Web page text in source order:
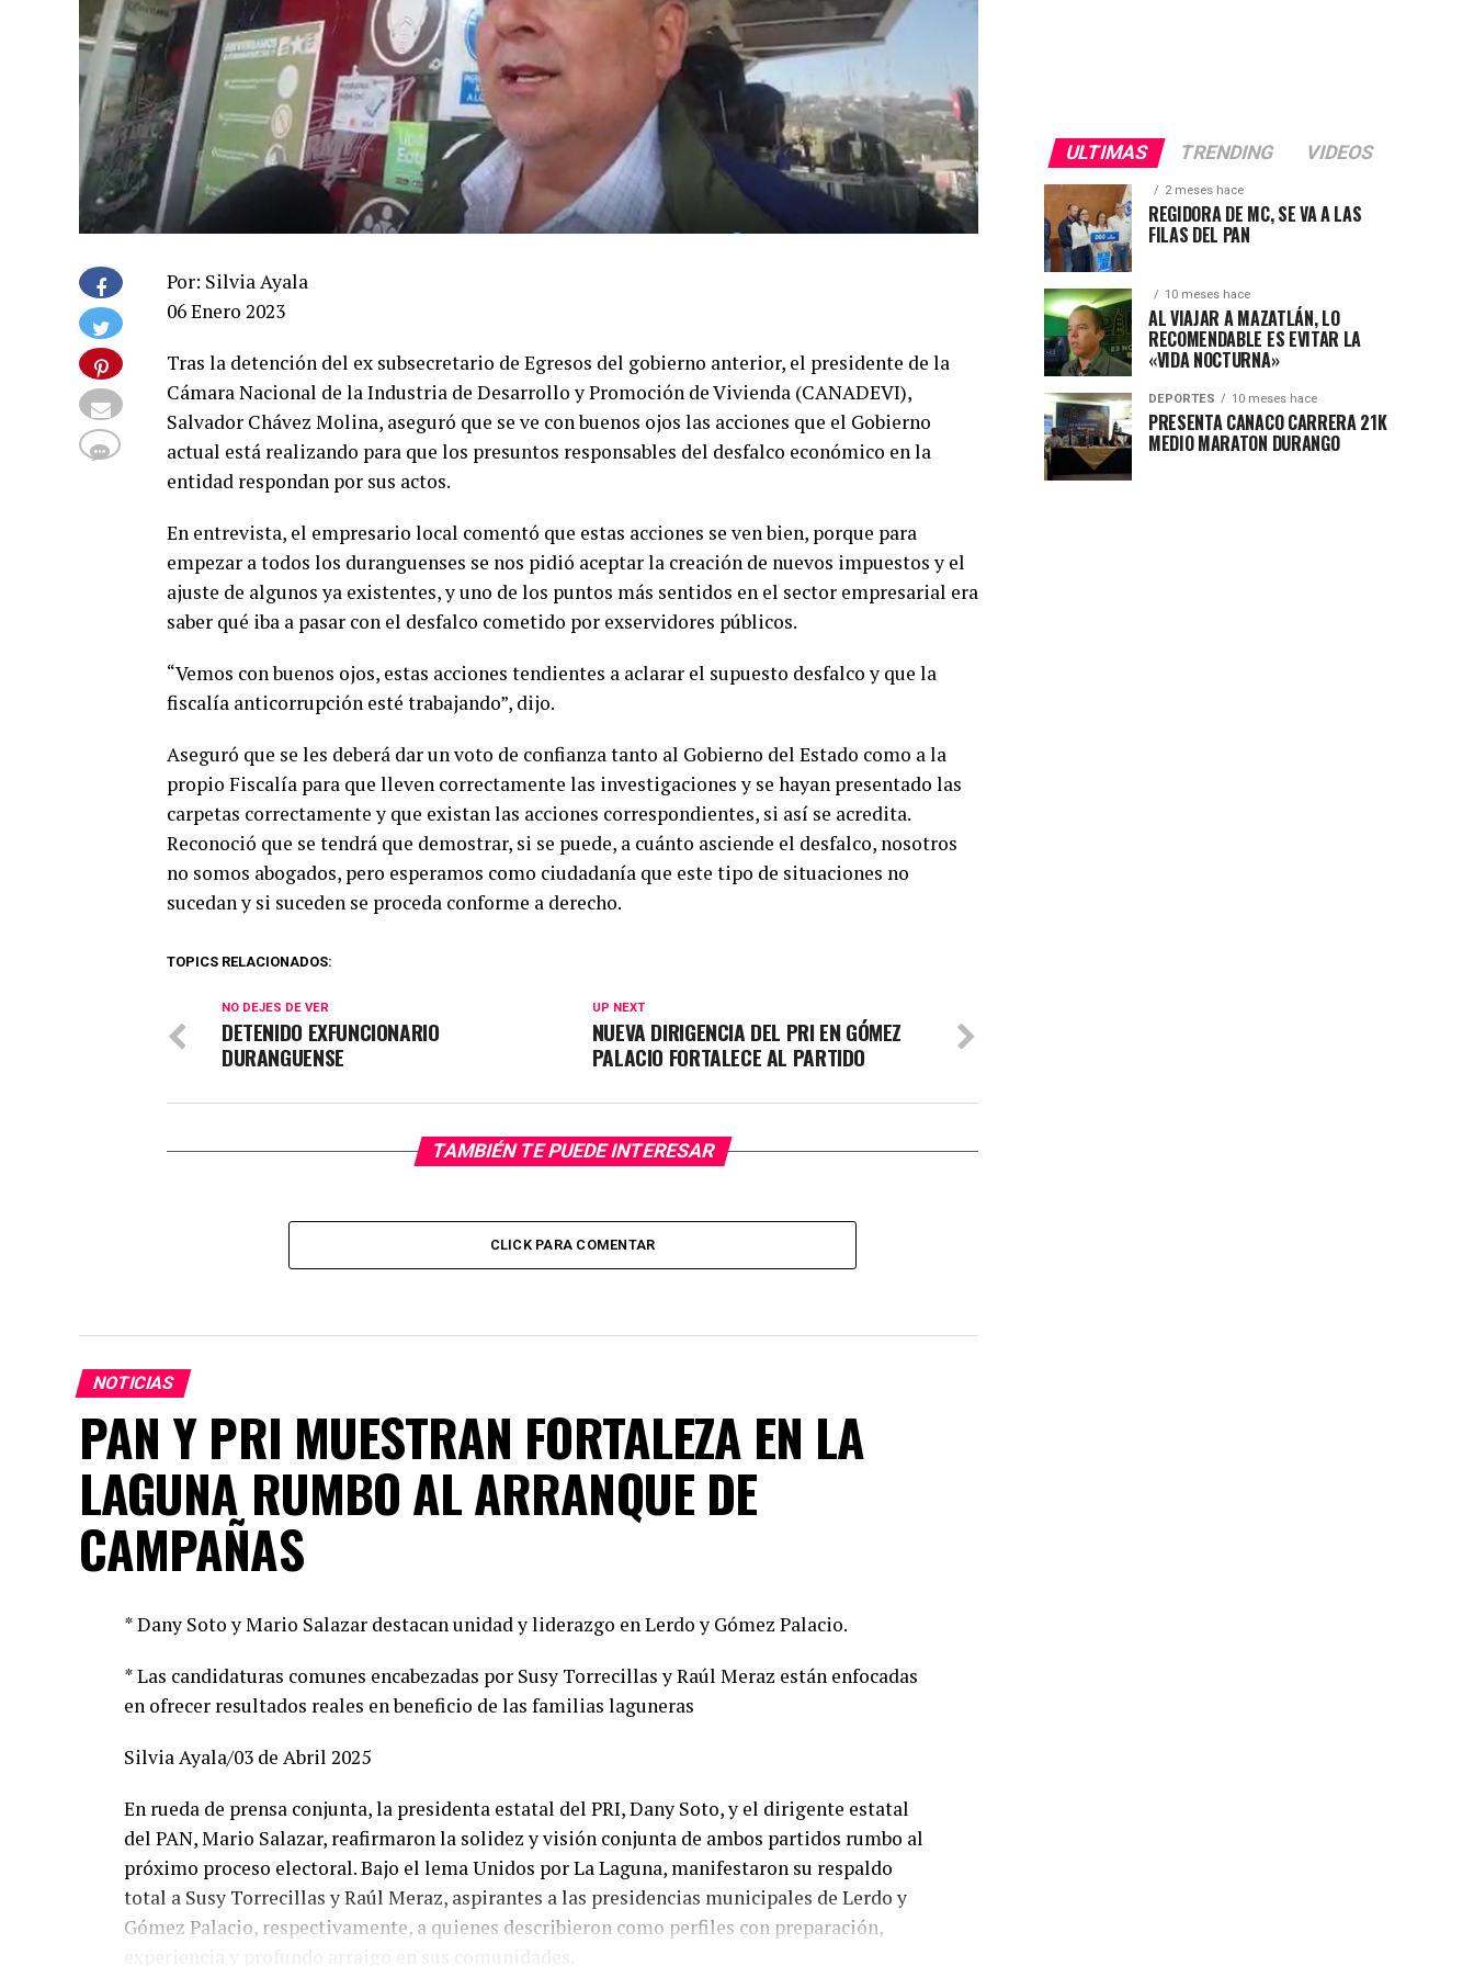
Por: Silvia Ayala
06 Enero 2023
Tras la detención del ex subsecretario de Egresos del gobierno anterior, el presidente de la
Cámara Nacional de la Industria de Desarrollo y Promoción de Vivienda (CANADEVI),
Salvador Chávez Molina, aseguró que se ve con buenos ojos las acciones que el Gobierno
actual está realizando para que los presuntos responsables del desfalco económico en la
entidad respondan por sus actos.
En entrevista, el empresario local comentó que estas acciones se ven bien, porque para
empezar a todos los duranguenses se nos pidió aceptar la creación de nuevos impuestos y el
ajuste de algunos ya existentes, y uno de los puntos más sentidos en el sector empresarial era
saber qué iba a pasar con el desfalco cometido por exservidores públicos.
“Vemos con buenos ojos, estas acciones tendientes a aclarar el supuesto desfalco y que la
fiscalía anticorrupción esté trabajando”, dijo.
Aseguró que se les deberá dar un voto de confianza tanto al Gobierno del Estado como a la
propio Fiscalía para que lleven correctamente las investigaciones y se hayan presentado las
carpetas correctamente y que existan las acciones correspondientes, si así se acredita.
Reconoció que se tendrá que demostrar, si se puede, a cuánto asciende el desfalco, nosotros
no somos abogados, pero esperamos como ciudadanía que este tipo de situaciones no
sucedan y si suceden se proceda conforme a derecho.
TOPICS RELACIONADOS:
UP NEXT
NUEVA DIRIGENCIA DEL PRI EN GÓMEZ
PALACIO FORTALECE AL PARTIDO
NO DEJES DE VER
DETENIDO EXFUNCIONARIO
DURANGUENSE
TAMBIÉN TE PUEDE INTERESAR
CLICK PARA COMENTAR
NOTICIAS
PAN Y PRI MUESTRAN FORTALEZA EN LA
LAGUNA RUMBO AL ARRANQUE DE
CAMPAÑAS
* Dany Soto y Mario Salazar destacan unidad y liderazgo en Lerdo y Gómez Palacio.
* Las candidaturas comunes encabezadas por Susy Torrecillas y Raúl Meraz están enfocadas
en ofrecer resultados reales en beneficio de las familias laguneras
Silvia Ayala/03 de Abril 2025
En rueda de prensa conjunta, la presidenta estatal del PRI, Dany Soto, y el dirigente estatal
del PAN, Mario Salazar, reafirmaron la solidez y visión conjunta de ambos partidos rumbo al
próximo proceso electoral. Bajo el lema Unidos por La Laguna, manifestaron su respaldo
total a Susy Torrecillas y Raúl Meraz, aspirantes a las presidencias municipales de Lerdo y
Gómez Palacio, respectivamente, a quienes describieron como perfiles con preparación,
ULTIMAS TRENDING VIDEOS
2 meses hace
REGIDORA DE MC, SE VA A LAS
FILAS DEL PAN
10 meses hace
AL VIAJAR A MAZATLÁN, LO
RECOMENDABLE ES EVITAR LA
«VIDA NOCTURNA»
DEPORTES 10 meses hace
PRESENTA CANACO CARRERA 21K
MEDIO MARATON DURANGO